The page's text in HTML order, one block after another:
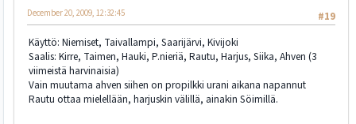
#19
December 20, 2009, 12:32:45
Käyttö: Niemiset, Taivallampi, Saarijärvi, Kivijoki
Saalis: Kirre, Taimen, Hauki, P.nieriä, Rautu, Harjus, Siika, Ahven (3
viimeistä harvinaisia)
Vain muutama ahven siihen on propilkki urani aikana napannut
Rautu ottaa mielellään, harjuskin välillä, ainakin Söimillä.